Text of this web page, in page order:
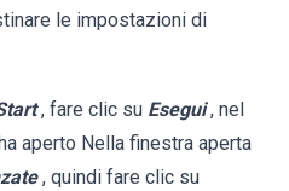
le impostazioni di
, fare clic su Esegui , nel
ha aperto Nella finestra aperta
, quindi fare clic su